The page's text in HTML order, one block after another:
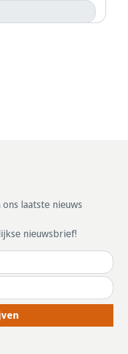
laatste nieuws
nieuwsbrief!